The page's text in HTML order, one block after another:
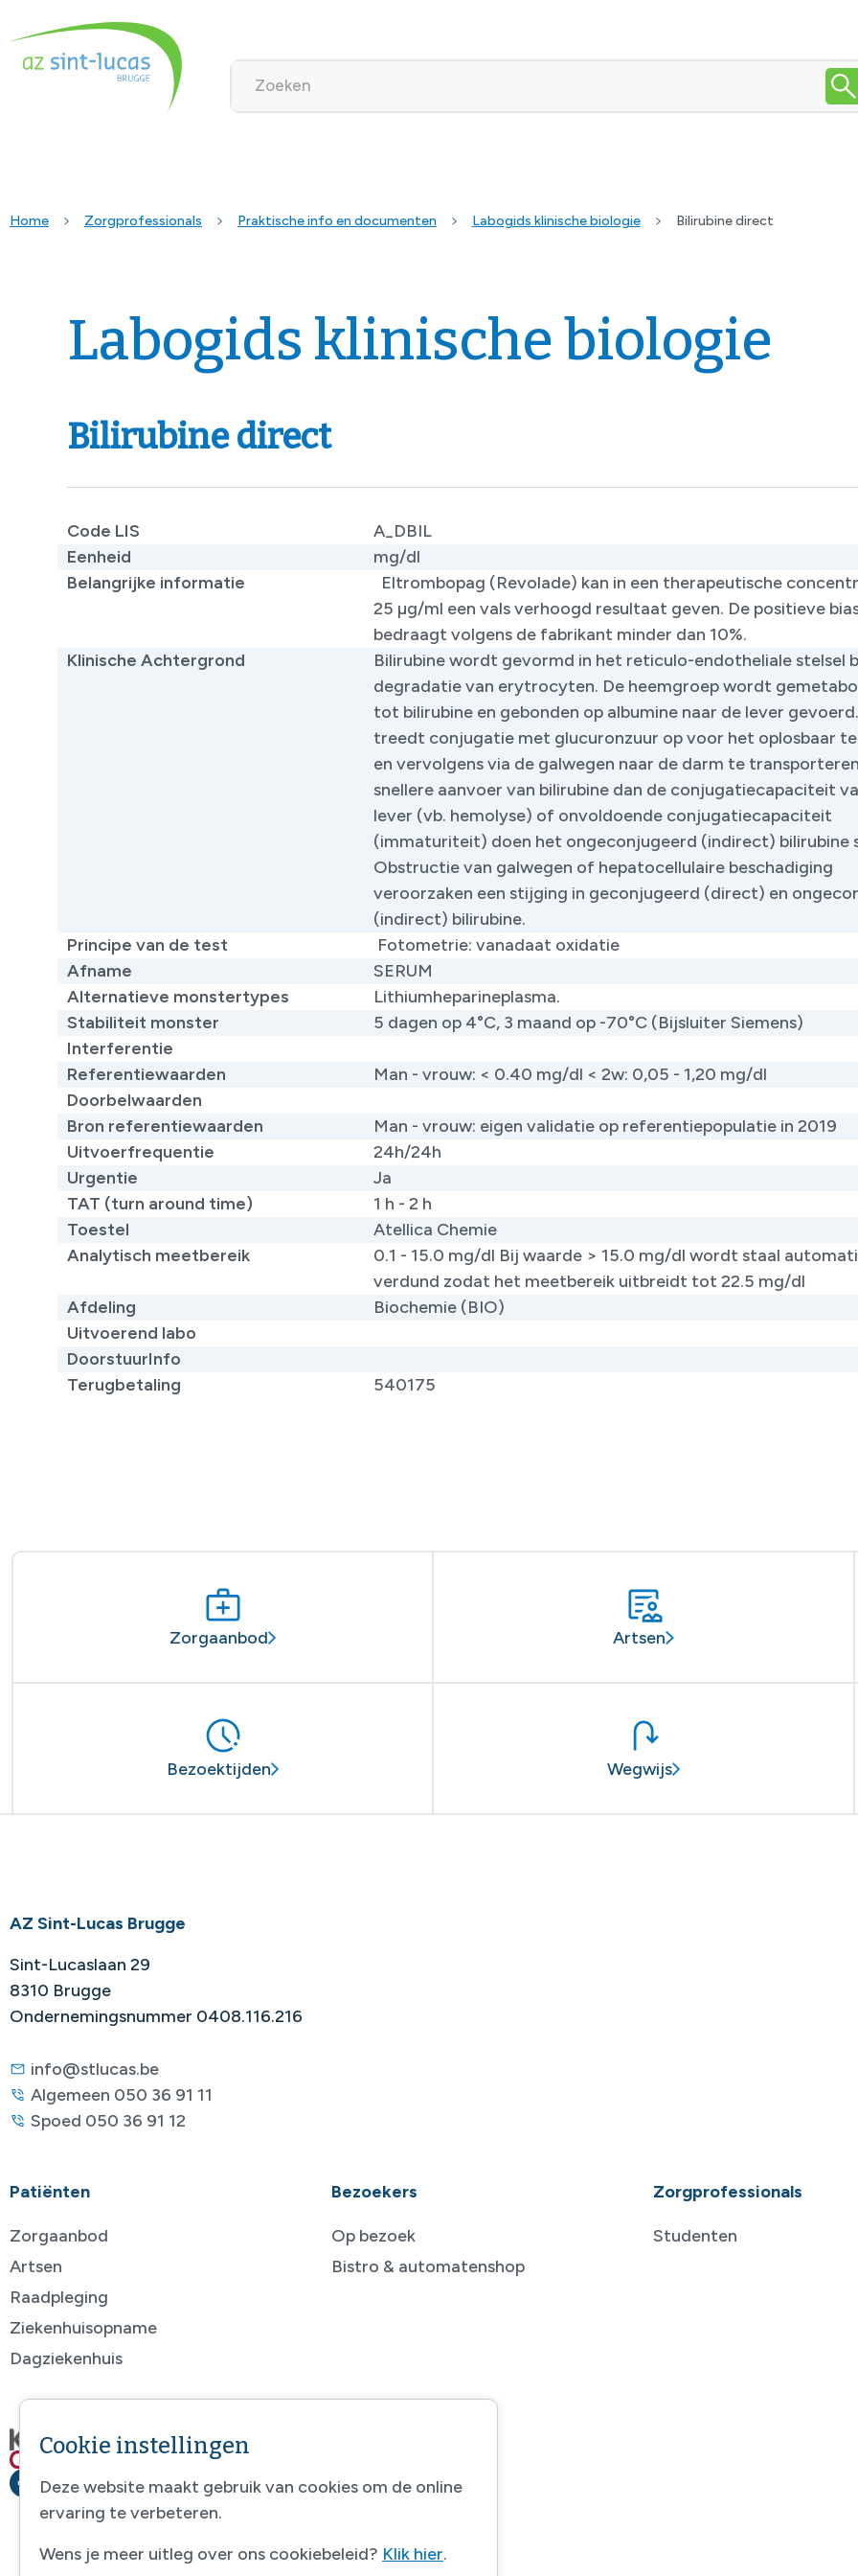
Home Zorgprofessionals Praktische info en documenten Labogids klinische biologie Bilirubine direct
Labogids klinische biologie
Bilirubine direct
Code LIS
A_DBIL
Eenheid
mg/dl
Belangrijke informatie
Eltrombopag (Revolade) kan in een therapeutische
25 µg/ml een vals verhoogd resultaat geven. De positieve
bedraagt volgens de fabrikant minder dan 10%. ​
Klinische Achtergrond
Bilirubine wordt gevormd in het reticulo-endotheliale stelsel
degradatie van erytrocyten. De heemgroep wordt
tot bilirubine en gebonden op albumine naar de lever
treedt conjugatie met glucuronzuur op voor het oplosbaar te
en vervolgens via de galwegen naar de darm te
snellere aanvoer van bilirubine dan de conjugatiecapaciteit
lever (vb. hemolyse) of onvoldoende conjugatiecapaciteit
(immaturiteit) doen het ongeconjugeerd (indirect) bilirubine
Obstructie van galwegen of hepatocellulaire beschadiging
veroorzaken een stijging in geconjugeerd (direct) en
(indirect) bilirubine.
Principe van de test
Fotometrie: vanadaat oxidatie
Afname
SERUM
Alternatieve monstertypes
Lithiumheparineplasma.
Stabiliteit monster
5 dagen op 4°C, 3 maand op -70°C (Bijsluiter Siemens)
Interferentie
Referentiewaarden
Man - vrouw: < 0.40 mg/dl < 2w: 0,05 - 1,20 mg/dl
Doorbelwaarden
Bron referentiewaarden
​Man - vrouw: eigen validatie op referentiepopulatie in 2019
Uitvoerfrequentie
24h/24h
Urgentie
Ja
TAT (turn around time)
1 h - 2 h
Toestel
Atellica Chemie
Analytisch meetbereik
0.1 - 15.0 mg/dl Bij waarde > 15.0 mg/dl wordt staal
verdund zodat het meetbereik uitbreidt tot 22.5 mg/dl
Afdeling
Biochemie (BIO)
Uitvoerend labo
DoorstuurInfo
Terugbetaling
540175
Zorgaanbod Artsen
Bezoektijden Wegwijs
AZ Sint-Lucas Brugge
Sint-Lucaslaan 29
8310 Brugge
Ondernemingsnummer 0408.116.216
info@stlucas.be
Algemeen 050 36 91 11
Spoed 050 36 91 12
Patiënten
Zorgaanbod
Artsen
Raadpleging
Ziekenhuisopname
Dagziekenhuis
Bezoekers
Op bezoek
Bistro & automatenshop
Zorgprofessionals
Studenten
Cookie instellingen
Deze website maakt gebruik van cookies om de online
ervaring te verbeteren.
Wens je meer uitleg over ons cookiebeleid? Klik hier.